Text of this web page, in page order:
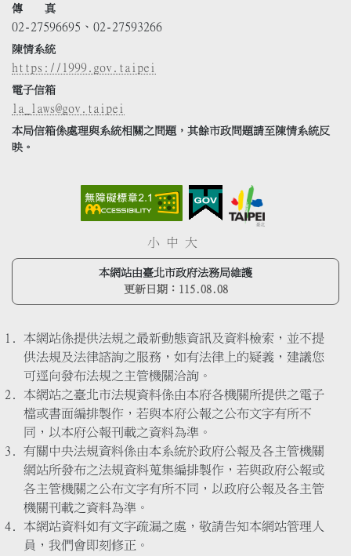
傳 真
02-27596695、02-27593266
陳情系統
https://1999.gov.taipei
電子信箱
la_laws@gov.taipei
本局信箱係處理與系統相關之問題，其餘市政問題請至陳情系統反
映。
小 中 大
本網站由臺北市政府法務局維護
更新日期： 115.08.08
本網站係提供法規之最新動態資訊及資料檢索，並不提
供法規及法律諮詢之服務，如有法律上的疑義，建議您
可逕向發布法規之主管機關洽詢。
本網站之臺北市法規資料係由本府各機關所提供之電子
檔或書面編排製作，若與本府公報之公布文字有所不
同，以本府公報刊載之資料為準。
有關中央法規資料係由本系統於政府公報及各主管機關
網站所發布之法規資料蒐集編排製作，若與政府公報或
各主管機關之公布文字有所不同，以政府公報及各主管
機關刊載之資料為準。
本網站資料如有文字疏漏之處，敬請告知本網站管理人
員，我們會即刻修正。